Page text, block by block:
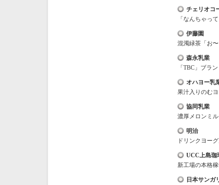
チェリオコ
「なんちゃっ
伊藤園
混濁緑茶「お
森永乳業
「TBC」ブラ
オハヨー乳
果汁入りのむ
協同乳業
濃厚メロンミ
明治
ドリンクヨー
UCC上島珈
新工場の本格
日本サンガ